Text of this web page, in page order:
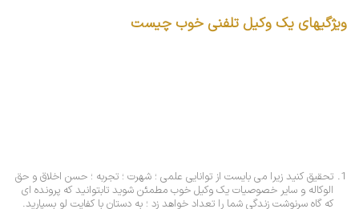
ویژگیهای یک وکیل تلفنی خوب چیست
تحقیق کنید زیرا می بایست از توانایی علمی ؛ شهرت ؛ تجربه ؛ حسن اخلاق و حق
الوکاله و سایر خصوصیات یک وکیل خوب مطمئن شوید تابتوانید که پرونده ای
که گاه سرنوشت زندگی شما را تعداد خواهد زد ؛ به دستان با کفایت لو بسپارید.